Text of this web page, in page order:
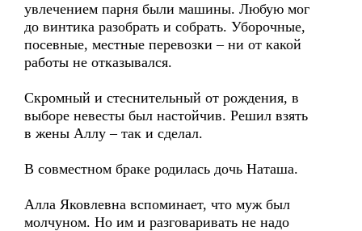
увлечением парня были машины. Любую мог
до винтика разобрать и собрать. Уборочные,
посевные, местные перевозки – ни от какой
работы не отказывался.
Скромный и стеснительный от рождения, в
выборе невесты был настойчив. Решил взять
в жены Аллу – так и сделал.
В совместном браке родилась дочь Наташа.
Алла Яковлевна вспоминает, что муж был
молчуном. Но им и разговаривать не надо